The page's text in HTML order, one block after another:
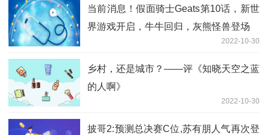
当前消息！假面骑士Geats第10话，新世
界游戏开启，牛牛回归，灰熊怪兽登场
2022-10-30
乡村，还是城市？——评《知晓天空之蓝
的人啊》
2022-10-30
披哥2:预测总决赛C位,苏有朋人气再次登